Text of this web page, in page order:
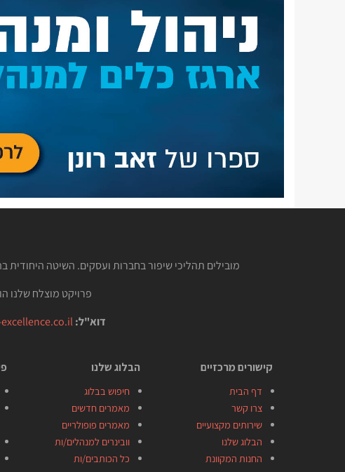
מובילים תהליכי שיפור בחברות ועסקים. השיטה
פרויקט מוצלח שלנו
דוא"ל:
קישורים מרכזיים
דף הבית
צרו קשר
שירותים מקצועיים
הבלוג שלנו
החנות המקוונת
הבלוג שלנו
חיפוש בבלוג
מאמרים חדשים
מאמרים פופולריים
וובינרים למנהלים/ות
כל הכותבים/ות